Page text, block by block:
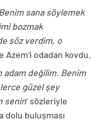
sana söylemek
bozmak
söz verdim, o
Azem’i odadan kovdu.
değilim. Benim
güzel şey
senin’ sözleriyle
dolu buluşması